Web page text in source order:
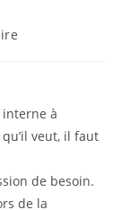
interne à
veut, il faut
de besoin.
de la